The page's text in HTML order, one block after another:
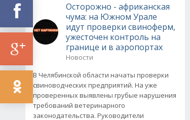
Осторожно - африканская
чума: на Южном Урале
идут проверки свиноферм,
ужесточен контроль на
границе и в аэропортах
Новости
В Челябинской области начаты проверки
свиноводческих предприятий. На уже
проверенных выявлены грубые нарушения
требований ветеринарного
законодательства. Руководители